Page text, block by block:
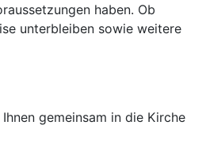
haben. Ob
unterbleiben sowie weitere
gemeinsam in die Kirche